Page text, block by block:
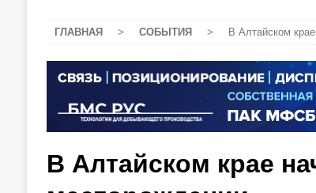
ГЛАВНАЯ > СОБЫТИЯ > В Алтайском
В Алтайском крае